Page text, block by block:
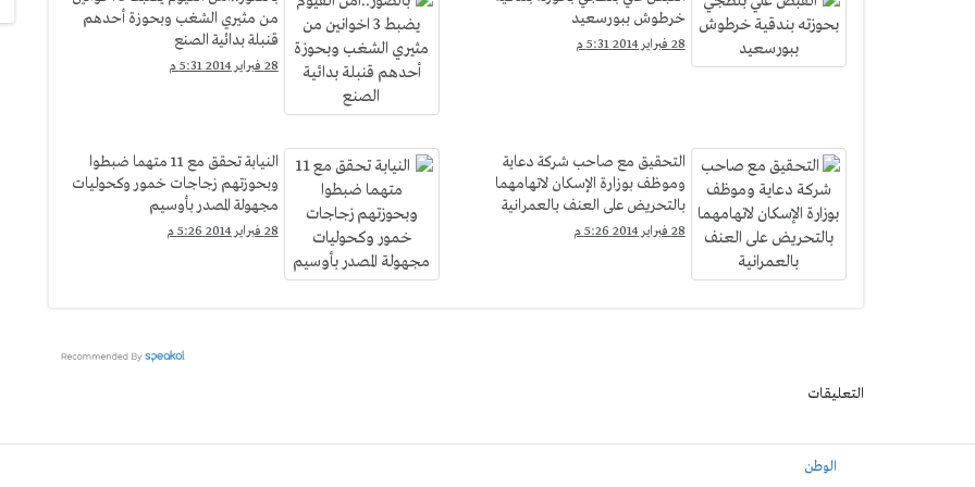
خرطوش ببورسعيد
28 فبراير 2014 5:31 م
من مثيري الشغب وبحوزة أحدهم
قنبلة بدائية الصنع
28 فبراير 2014 5:31 م
التحقيق مع صاحب شركة دعاية
وموظف بوزارة الإسكان لاتهامهما
بالتحريض على العنف بالعمرانية
28 فبراير 2014 5:26 م
النيابة تحقق مع 11 متهما ضبطوا
وبحوزتهم زجاجات خمور وكحوليات
مجهولة المصدر بأوسيم
28 فبراير 2014 5:26 م
التعليقات
الوطن